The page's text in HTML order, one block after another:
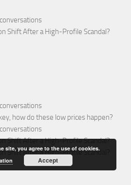
Shift After a High-Profile Scandal?
how do these low prices happen?
Shift After a High-Profile Scandal?
Shift After a High-Profile Scandal?
site, you agree to the use of cookies.
Accept